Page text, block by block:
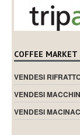
COFFEE MARKET
VENDESI
VENDESI
VENDESI